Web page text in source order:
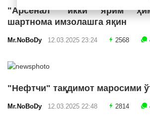
"Арсенал" икки ярим
шартнома имзолашга яқин
Mr.NoBoDy 12.03.2025 23:24 2568
"Нефтчи" тақдимот маросими
Mr.NoBoDy 12.03.2025 22:48 2814